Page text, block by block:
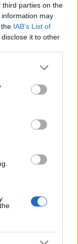
third parties on the
information may
IAB’s List of
it to other
or more Google
You may click to
party tags to
in below Google